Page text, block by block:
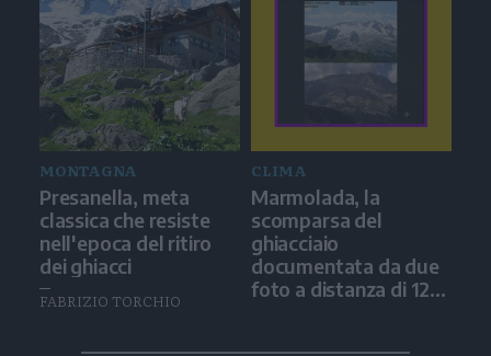
MONTAGNA
Presanella, meta
classica che resiste
nell'epoca del ritiro
dei ghiacci
FABRIZIO TORCHIO
CLIMA
Marmolada, la
scomparsa del
ghiacciaio
documentata da due
foto a distanza di 12